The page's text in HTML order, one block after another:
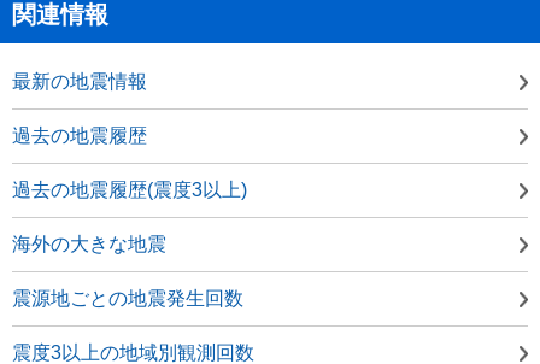
関連情報
最新の地震情報
過去の地震履歴
過去の地震履歴(震度3以上)
海外の大きな地震
震源地ごとの地震発生回数
震度3以上の地域別観測回数